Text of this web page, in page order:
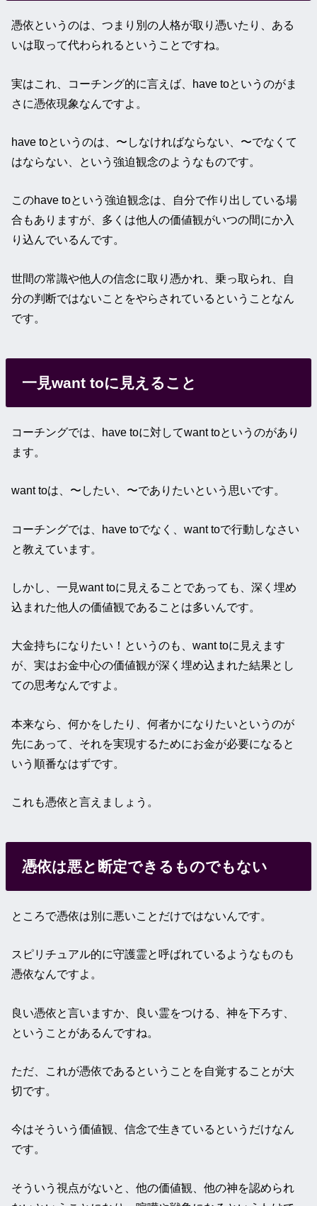
憑依というのは、つまり別の人格が取り憑いたり、ある
いは取って代わられるということですね。
実はこれ、コーチング的に言えば、have toというのがま
さに憑依現象なんですよ。
have toというのは、〜しなければならない、〜でなくて
はならない、という強迫観念のようなものです。
このhave toという強迫観念は、自分で作り出している場
合もありますが、多くは他人の価値観がいつの間にか入
り込んでいるんです。
世間の常識や他人の信念に取り憑かれ、乗っ取られ、自
分の判断ではないことをやらされているということなん
です。
一見want toに見えること
コーチングでは、have toに対してwant toというのがあり
ます。
want toは、〜したい、〜でありたいという思いです。
コーチングでは、have toでなく、want toで行動しなさい
と教えています。
しかし、一見want toに見えることであっても、深く埋め
込まれた他人の価値観であることは多いんです。
大金持ちになりたい！というのも、want toに見えます
が、実はお金中心の価値観が深く埋め込まれた結果とし
ての思考なんですよ。
本来なら、何かをしたり、何者かになりたいというのが
先にあって、それを実現するためにお金が必要になると
いう順番なはずです。
これも憑依と言えましょう。
憑依は悪と断定できるものでもない
ところで憑依は別に悪いことだけではないんです。
スピリチュアル的に守護霊と呼ばれているようなものも
憑依なんですよ。
良い憑依と言いますか、良い霊をつける、神を下ろす、
ということがあるんですね。
ただ、これが憑依であるということを自覚することが大
切です。
今はそういう価値観、信念で生きているというだけなん
です。
そういう視点がないと、他の価値観、他の神を認められ